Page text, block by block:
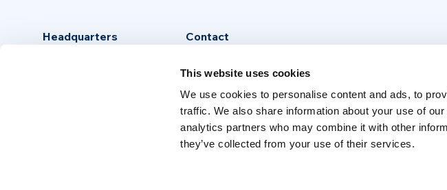
This website uses cookies
We use cookies to personalise content and ads, to
traffic. We also share information about your use of
analytics partners who may combine it with other
they’ve collected from your use of their services.
Headquarters Contact
+39 06 94 31 56 35